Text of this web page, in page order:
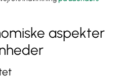
aspekter